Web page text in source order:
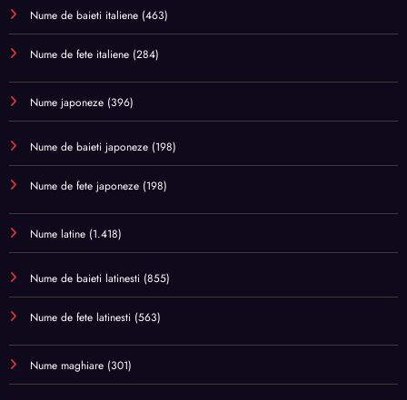
Nume de baieti italiene (463)
Nume de fete italiene (284)
Nume japoneze (396)
Nume de baieti japoneze (198)
Nume de fete japoneze (198)
Nume latine (1.418)
Nume de baieti latinesti (855)
Nume de fete latinesti (563)
Nume maghiare (301)